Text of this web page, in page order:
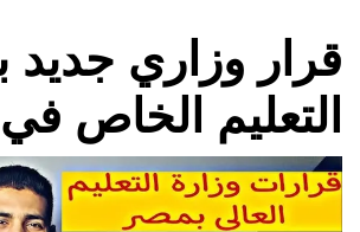
قرار وزاري جديد
التعليم الخاص